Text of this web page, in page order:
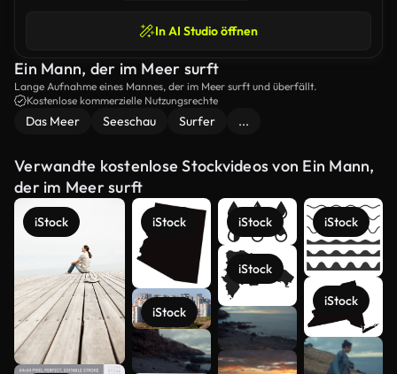
In AI Studio öffnen
Ein Mann, der im Meer surft
Lange Aufnahme eines Mannes, der im Meer surft und überfällt.
Kostenlose kommerzielle Nutzungsrechte
Das Meer Seeschau Surfer ...
Verwandte kostenlose Stockvideos von Ein Mann,
der im Meer surft
iStock iStock
iStock
iStock
iStock
iStock
iStock
Mehr